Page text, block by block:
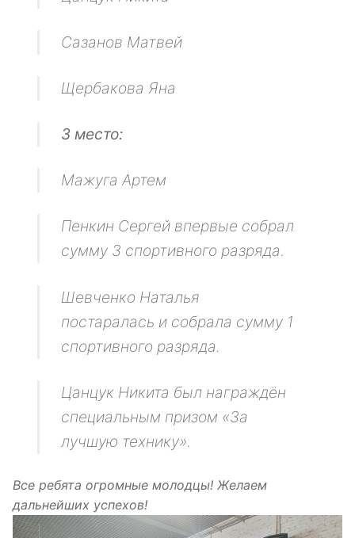
Сазанов Матвей
Щербакова Яна
3 место:
Мажуга Артем
Пенкин Сергей впервые собрал
сумму 3 спортивного разряда.
Шевченко Наталья
постаралась и собрала сумму 1
спортивного разряда.
Цанцук Никита был награждён
специальным призом «За
лучшую технику».
Все ребята огромные молодцы! Желаем
дальнейших успехов!